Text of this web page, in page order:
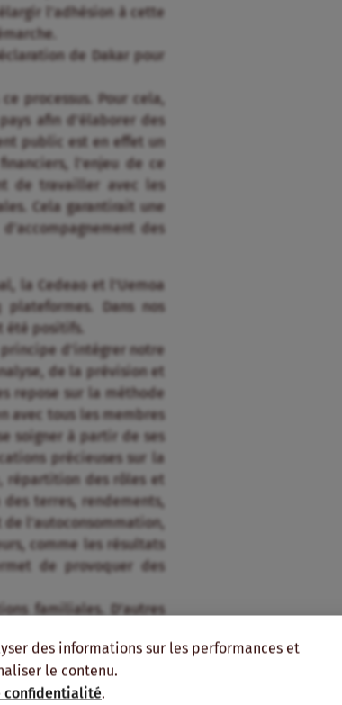
des informations sur les performances et
le contenu.
confidentialité.
l’adhésion à cette
de Dakar pour
processus. Pour cela,
afin d’élaborer des
public est en effet un
l’enjeu de ce
de travailler avec les
Cela garantirait une
des
la Cedeao et l’Uemoa
Dans nos
été positifs.
d’intégrer notre
de la prévision et
repose sur la méthode
avec tous les membres
soigner à partir de ses
précieuses sur la
répartition des rôles et
terres, rendements,
l’autoconsommation,
comme les résultats
de provoquer des
familiales. D’autres
qui rassemble
méthode des bilans
aujourd’hui.
plus fiables et plus